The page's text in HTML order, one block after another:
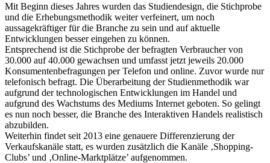
Mit Beginn dieses Jahres wurden das Studiendesign, die Stichprobe
und die Erhebungsmethodik weiter verfeinert, um noch
aussagekräftiger für die Branche zu sein und auf aktuelle
Entwicklungen besser eingehen zu können.
Entsprechend ist die Stichprobe der befragten Verbraucher von
30.000 auf 40.000 gewachsen und umfasst jetzt jeweils 20.000
Konsumentenbefragungen per Telefon und online. Zuvor wurde nur
telefonisch befragt. Die Überarbeitung der Studienmethodik war
aufgrund der technologischen Entwicklungen im Handel und
aufgrund des Wachstums des Mediums Internet geboten. So gelingt
es nun noch besser, die Branche des Interaktiven Handels realistisch
abzubilden.
Weiterhin findet seit 2013 eine genauere Differenzierung der
Verkaufskanäle statt, es wurden zusätzlich die Kanäle ‚Shopping-
Clubs’ und ‚Online-Marktplätze’ aufgenommen.